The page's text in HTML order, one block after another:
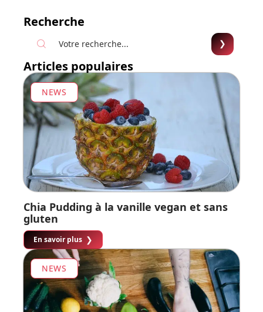
Recherche
Articles populaires
NEWS
Chia Pudding à la vanille vegan et sans
gluten
En savoir plus
NEWS